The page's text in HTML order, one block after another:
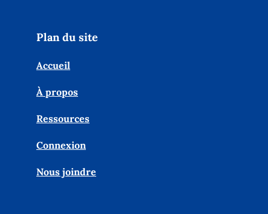
Plan du site
Accueil
À propos
Ressources
Connexion
Nous joindre